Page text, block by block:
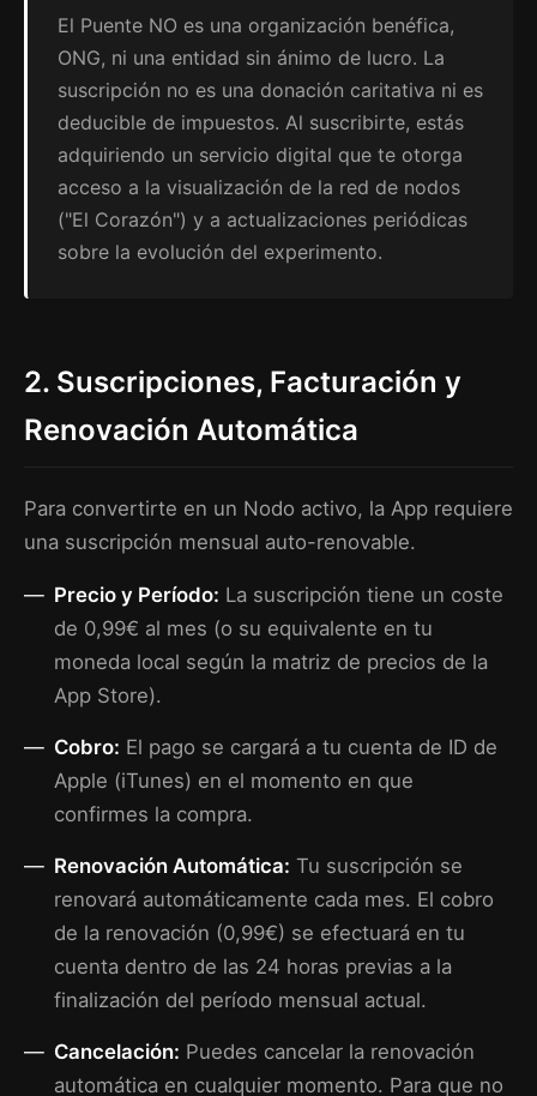
El Puente NO es una organización benéfica,
ONG, ni una entidad sin ánimo de lucro. La
suscripción no es una donación caritativa ni es
deducible de impuestos. Al suscribirte, estás
adquiriendo un servicio digital que te otorga
acceso a la visualización de la red de nodos
("El Corazón") y a actualizaciones periódicas
sobre la evolución del experimento.
2. Suscripciones, Facturación y
Renovación Automática
Para convertirte en un Nodo activo, la App requiere
una suscripción mensual auto-renovable.
Precio y Período: La suscripción tiene un coste
de 0,99€ al mes (o su equivalente en tu
moneda local según la matriz de precios de la
App Store).
Cobro: El pago se cargará a tu cuenta de ID de
Apple (iTunes) en el momento en que
confirmes la compra.
Renovación Automática: Tu suscripción se
renovará automáticamente cada mes. El cobro
de la renovación (0,99€) se efectuará en tu
cuenta dentro de las 24 horas previas a la
finalización del período mensual actual.
Cancelación: Puedes cancelar la renovación
automática en cualquier momento. Para que no